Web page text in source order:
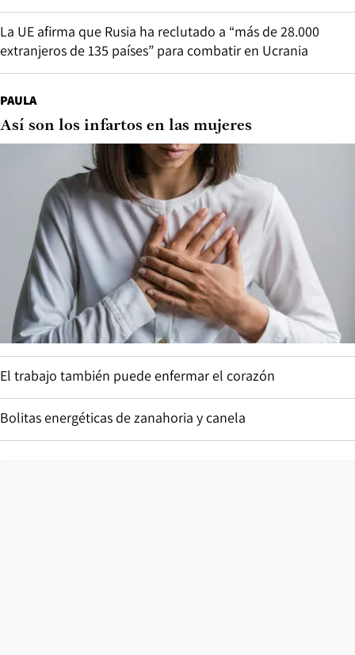
La UE afirma que Rusia ha reclutado a “más de 28.000
extranjeros de 135 países” para combatir en Ucrania
PAULA
Así son los infartos en las mujeres
El trabajo también puede enfermar el corazón
Bolitas energéticas de zanahoria y canela